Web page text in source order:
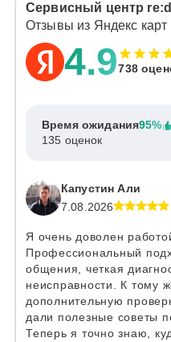
Сервисный центр
Отзывы из Яндекс карт
4.9738
Время ожидания95%
135 оценок
Капустин Али
7.08.2026
Я очень доволен
Профессиональный
общения, четкая
неисправности. К тому
дополнительную
дали полезные советы
Теперь я точно знаю,